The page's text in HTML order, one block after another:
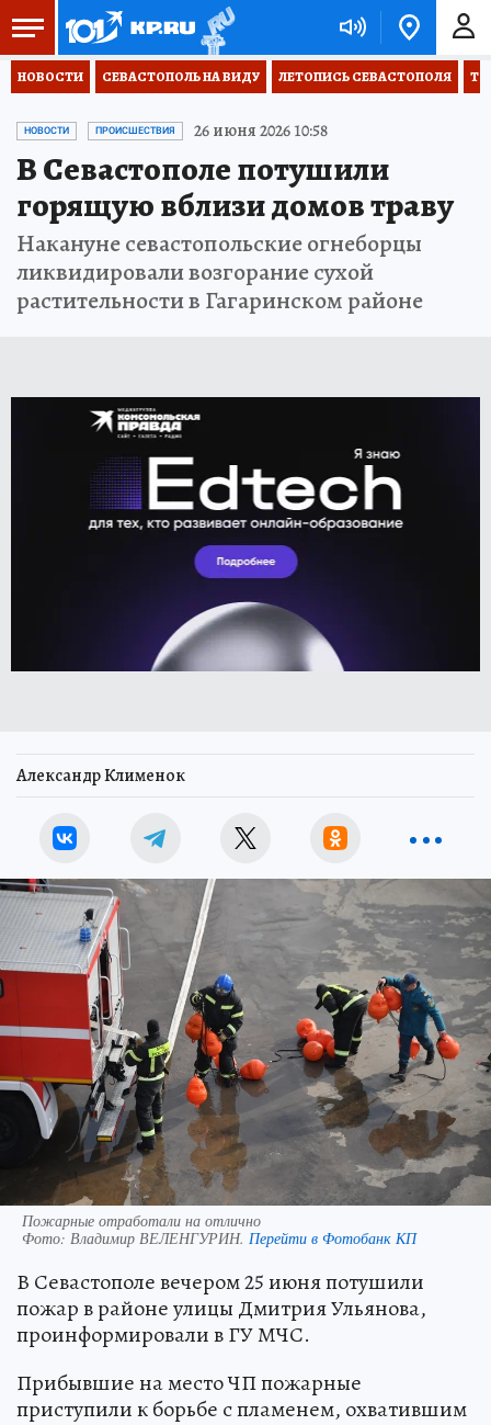
НОВОСТИ СЕВАСТОПОЛЬ НА ВИДУ ЛЕТОПИСЬ СЕВАСТОПОЛЯ
НОВОСТИ ПРОИСШЕСТВИЯ 26 июня 2026 10:58
В Севастополе потушили
горящую вблизи домов траву
Накануне севастопольские огнеборцы
ликвидировали возгорание сухой
растительности в Гагаринском районе
Александр Клименок
Пожарные отработали на отлично
Фото: Владимир ВЕЛЕНГУРИН. Перейти в Фотобанк КП
В Севастополе вечером 25 июня потушили
пожар в районе улицы Дмитрия Ульянова,
проинформировали в ГУ МЧС.
Прибывшие на место ЧП пожарные
приступили к борьбе с пламенем, охватившим